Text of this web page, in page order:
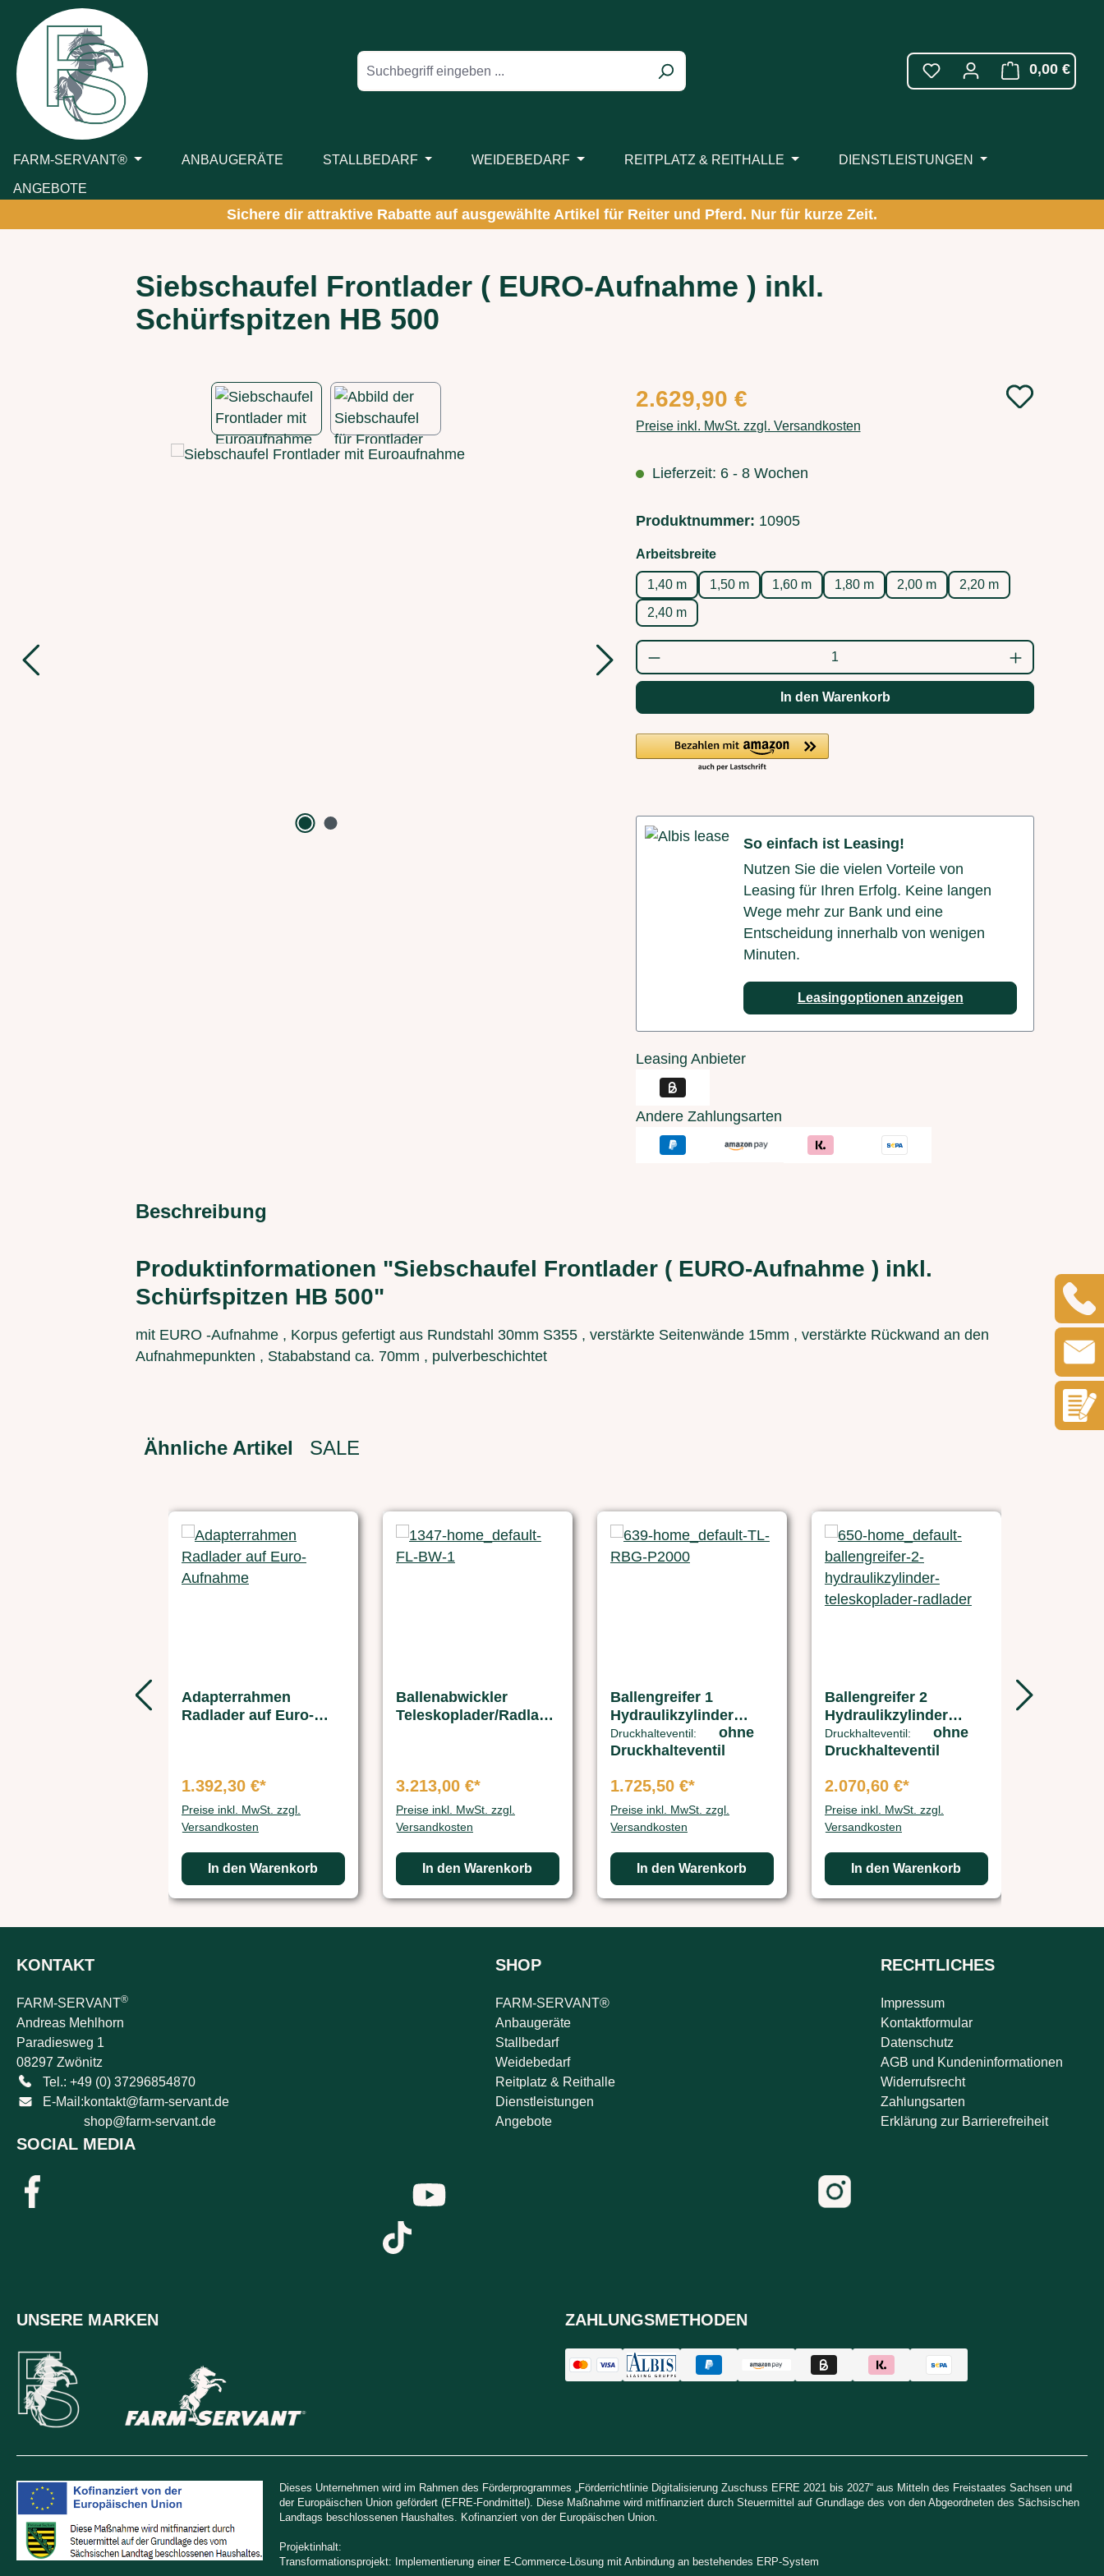
Hauptinhalt springen
Zur Suche springen
Zur Hauptnavigation springen
0,00 €
FARM-SERVANT® ANBAUGERÄTE STALLBEDARF WEIDEBEDARF REITPLATZ & REITHALLE DIENSTLEISTUNGEN
ANGEBOTE
Sichere dir attraktive Rabatte auf ausgewählte Artikel für Reiter und Pferd. Nur für kurze Zeit.
Siebschaufel Frontlader ( EURO-Aufnahme ) inkl.
Schürfspitzen HB 500
Regulärer Preis:
2.629,90 €
Preise inkl. MwSt. zzgl. Versandkosten
Lieferzeit: 6 - 8 Wochen
Produktnummer: 10905
Arbeitsbreiteauswählen
1,40 m 1,50 m 1,60 m 1,80 m 2,00 m
2,20 m
2,40 m
Produkt Anzahl: Gib den gewünschten Wert ein
In den Warenkorb
So einfach ist Leasing!
Nutzen Sie die vielen Vorteile von
Leasing für Ihren Erfolg. Keine langen
Wege mehr zur Bank und eine
Entscheidung innerhalb von wenigen
Minuten.
Leasingoptionen anzeigen
Leasing Anbieter
Andere Zahlungsarten
Beschreibung
Produktinformationen "Siebschaufel Frontlader ( EURO-Aufnahme ) inkl.
Schürfspitzen HB 500"
mit EURO -Aufnahme , Korpus gefertigt aus Rundstahl 30mm S355 , verstärkte Seitenwände 15mm , verstärkte Rückwand an den
Aufnahmepunkten , Stababstand ca. 70mm , pulverbeschichtet
Ähnliche Artikel SALE
Adapterrahmen
Radlader auf Euro-
1.392,30 €*
Preise inkl. MwSt. zzgl.
Versandkosten
In den Warenkorb
Ballenabwickler
Teleskoplader/Radlade
3.213,00 €*
Preise inkl. MwSt. zzgl.
Versandkosten
In den Warenkorb
Ballengreifer 1
Hydraulikzylinder
Teleskoplader /
Radlader
Druckhalteventil: ohne
Druckhalteventil
1.725,50 €*
Preise inkl. MwSt. zzgl.
Versandkosten
In den Warenkorb
Ballengreifer 2
Hydraulikzylinder
Teleskoplader /
Radlader
Druckhalteventil: ohne
Druckhalteventil
2.070,60 €*
Preise inkl. MwSt. zzgl.
Versandkosten
In den Warenkorb
KONTAKT
FARM-SERVANT®
Andreas Mehlhorn
Paradiesweg 1
08297 Zwönitz
Tel.: +49 (0) 37296854870
E-Mail:kontakt@farm-servant.de
shop@farm-servant.de
SHOP
FARM-SERVANT®
Anbaugeräte
Stallbedarf
Weidebedarf
Reitplatz & Reithalle
Dienstleistungen
Angebote
RECHTLICHES
Impressum
Kontaktformular
Datenschutz
AGB und Kundeninformationen
Widerrufsrecht
Zahlungsarten
Erklärung zur Barrierefreiheit
SOCIAL MEDIA
UNSERE MARKEN ZAHLUNGSMETHODEN
Dieses Unternehmen wird im Rahmen des Förderprogrammes „Förderrichtlinie Digitalisierung Zuschuss EFRE 2021 bis 2027“ aus Mitteln des Freistaates Sachsen und
der Europäischen Union gefördert (EFRE-Fondmittel). Diese Maßnahme wird mitfinanziert durch Steuermittel auf Grundlage des von den Abgeordneten des Sächsischen
Landtags beschlossenen Haushaltes. Kofinanziert von der Europäischen Union.
Projektinhalt:
Transformationsprojekt: Implementierung einer E-Commerce-Lösung mit Anbindung an bestehendes ERP-System